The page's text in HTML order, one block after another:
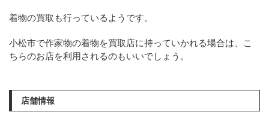
着物の買取も行っているようです。
小松市で作家物の着物を買取店に持っていかれる場合は、こ
ちらのお店を利用されるのもいいでしょう。
店舗情報